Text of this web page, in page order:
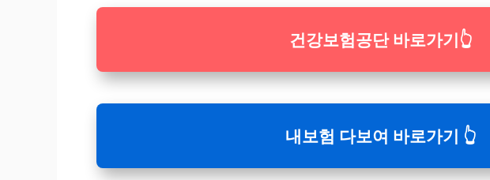
건강보험공단 바로가기👆
내보험 다보여 바로가기 👆